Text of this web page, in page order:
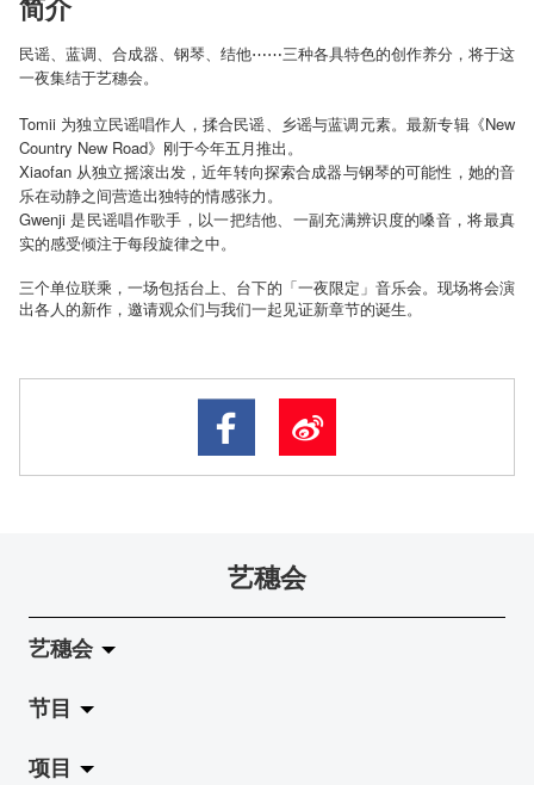
民谣、蓝调、合成器、钢琴、结他⋯⋯三种各具特色的创作养分，将于这
一夜集结于艺穗会。
Tomii 为独立民谣唱作人，揉合民谣、乡谣与蓝调元素。最新专辑《New
Country New Road》刚于今年五月推出。
Xiaofan 从独立摇滚出发，近年转向探索合成器与钢琴的可能性，她的音
乐在动静之间营造出独特的情感张力。
Gwenji 是民谣唱作歌手，以一把结他、一副充满辨识度的嗓音，将最真
实的感受倾注于每段旋律之中。
三个单位联乘，一场包括台上、台下的「一夜限定」音乐会。现场将会演
出各人的新作，邀请观众们与我们一起见证新章节的诞生。
艺穗会
艺穗会
关于艺穗会
艺穗会的演化
节目
拉阔
项目